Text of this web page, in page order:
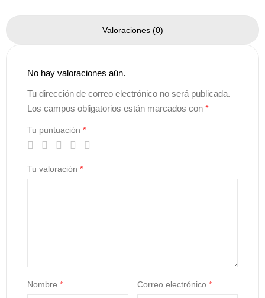
Valoraciones (0)
No hay valoraciones aún.
Tu dirección de correo electrónico no será publicada.
Los campos obligatorios están marcados con *
Tu puntuación *
Tu valoración *
Nombre * Correo electrónico *